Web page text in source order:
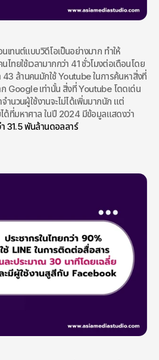
เทนต์แบบวิดีโอเป็นอย่างมาก ทำให้
ทยใช้เวลามากกว่า 41 ชั่วโมงต่อเดือนโดย
43 ล้านคนมักใช้ Youtube ในการค้นหาสิ่งที่
Google เท่านั้น สิ่งที่ Youtube โดดเด่น
ำนวนผู้ใช้งานจะไม่ได้เพิ่มมากนัก แต่
31.5 พันล้านดอลลาร์